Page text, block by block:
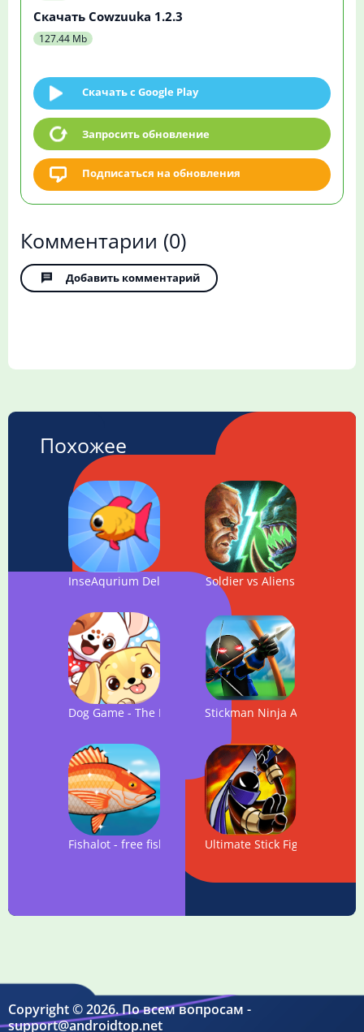
Скачать Cowzuuka 1.2.3
127.44 Mb
Скачать c Google Play
Запросить обновление
Подписаться на обновления
Комментарии (0)
Добавить комментарий
Похожее
InseAqurium Deluxe - Feed Fishes! Fight Aliens!
Soldier vs Aliens
Dog Game - The Dogs Collector!Stickman Ninja Archer Fight
Fishalot - free fishing gameUltimate Stick Fight
Copyright © 2026. По всем вопросам -
support@androidtop.net